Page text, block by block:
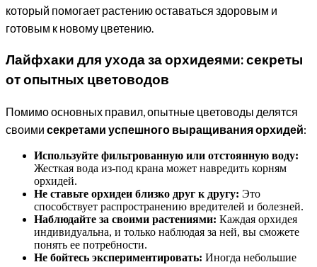
который помогает растению оставаться здоровым и
готовым к новому цветению.
Лайфхаки для ухода за орхидеями: секреты
от опытных цветоводов
Помимо основных правил, опытные цветоводы делятся
своими секретами успешного выращивания орхидей:
Используйте фильтрованную или отстоянную воду:
Жесткая вода из-под крана может навредить корням
орхидей.
Не ставьте орхидеи близко друг к другу: Это
способствует распространению вредителей и болезней.
Наблюдайте за своими растениями: Каждая орхидея
индивидуальна, и только наблюдая за ней, вы сможете
понять ее потребности.
Не бойтесь экспериментировать: Иногда небольшие